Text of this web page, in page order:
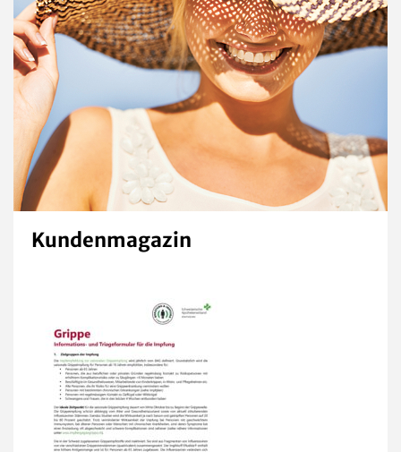
Kontakt & Anfahrt
Gewinnspiele
Familienkalender
Erektionsstörungen
Haarausfall
Hals-Nasen-Ohren-Beschwerden
Hämorrhoiden
Hautprobleme
Heuschnupfen
Kurzatmigkeit bei Belastung
Pille danach
Schlafstörungen
Vaginalbeschwerden
Kundenmagazin